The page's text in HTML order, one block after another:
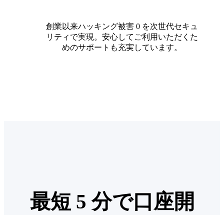
創業以来ハッキング被害 0 を次世代セキュ
リティで実現。安心してご利用いただくた
めのサポートも充実しています。
最短 5 分で口座開